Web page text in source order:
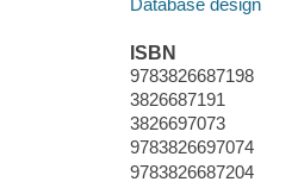
ISBN
9783826687198
3826687191
3826697073
9783826697074
9783826687204